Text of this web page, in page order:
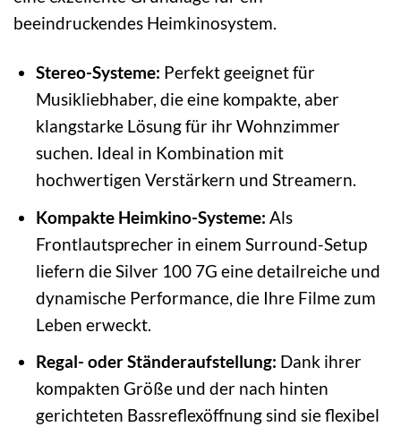
beeindruckendes Heimkinosystem.
Stereo-Systeme: Perfekt geeignet für
Musikliebhaber, die eine kompakte, aber
klangstarke Lösung für ihr Wohnzimmer
suchen. Ideal in Kombination mit
hochwertigen Verstärkern und Streamern.
Kompakte Heimkino-Systeme: Als
Frontlautsprecher in einem Surround-Setup
liefern die Silver 100 7G eine detailreiche und
dynamische Performance, die Ihre Filme zum
Leben erweckt.
Regal- oder Ständeraufstellung: Dank ihrer
kompakten Größe und der nach hinten
gerichteten Bassreflexöffnung sind sie flexibel